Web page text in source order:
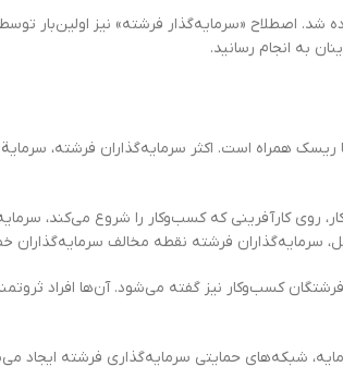
شد. اصطلاح «سرمایه‌گذار فرشته» نیز اولین‌بار
به انجام رسانید.
ریسک همراه است. اکثر سرمایه‌گذاران فرشته،
روی کارآفرینی که کسب‌و‌کار را شروع می‌کند،
سرمایه‌گذاران فرشته نقطه مخالف سرمایه‌گذاران
کسب‌و‌کار نیز گفته می‌شود. آن‌ها افراد
شبکه‌های حمایتی سرمایه‌گذاری فرشته ایجاد